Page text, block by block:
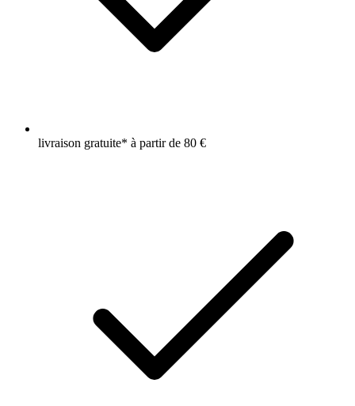
livraison gratuite* à partir de 80 €